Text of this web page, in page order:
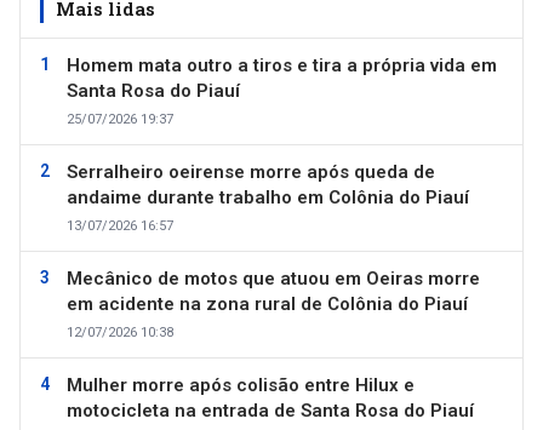
Mais lidas
Homem mata outro a tiros e tira a própria vida em
Santa Rosa do Piauí
25/07/2026 19:37
Serralheiro oeirense morre após queda de
andaime durante trabalho em Colônia do Piauí
13/07/2026 16:57
Mecânico de motos que atuou em Oeiras morre
em acidente na zona rural de Colônia do Piauí
12/07/2026 10:38
Mulher morre após colisão entre Hilux e
motocicleta na entrada de Santa Rosa do Piauí